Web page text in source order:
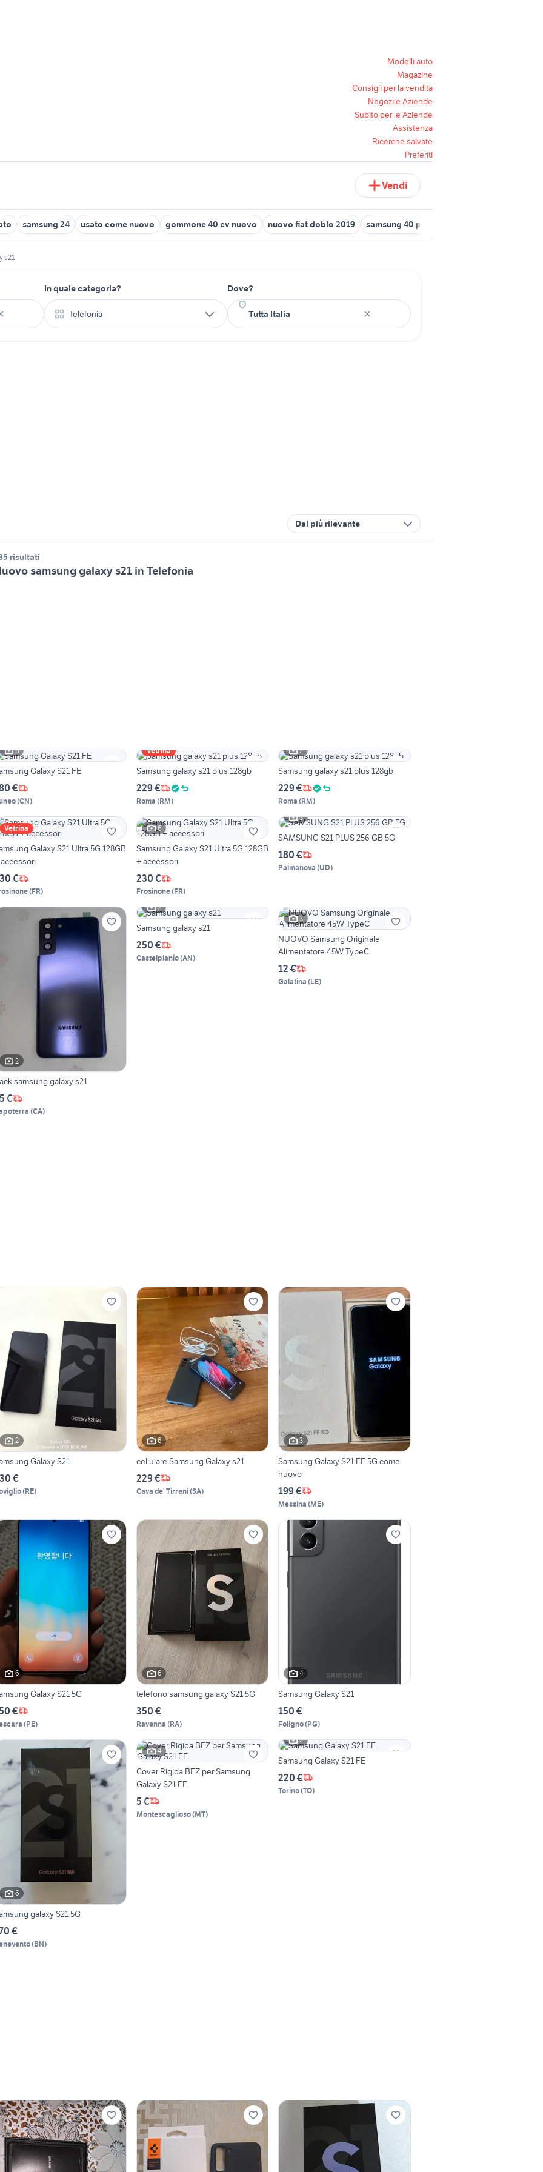
Modelli auto
Magazine
Consigli per la vendita
Negozi e Aziende
Subito per le Aziende
Assistenza
Ricerche salvate
Preferiti
Vendi
samsung 24 usato come nuovo gommone 40 cv nuovo nuovo fiat doblo 2019 samsung 40 pollici
s21
In quale categoria?
Telefonia
Dove?
Dal più rilevante
risultati
samsung galaxy s21 in Telefonia
6
Galaxy S21 FE
€
(CN)
Vetrina
Samsung galaxy s21 plus 128gb
229 €
Roma (RM)
2
Samsung galaxy s21 plus 128gb
229 €
Roma (RM)
Vetrina
Galaxy S21 Ultra 5G 128GB
€
(FR)
6
Samsung Galaxy S21 Ultra 5G 128GB
+ accessori
230 €
Frosinone(FR)
3
SAMSUNG S21 PLUS 256 GB 5G
180 €
Palmanova (UD)
2
samsung galaxy s21
€
(CA)
2
Samsung galaxy s21
250 €
Castelplanio(AN)
3
NUOVO Samsung Originale
Alimentatore 45W TypeC
12 €
Galatina (LE)
2
Galaxy S21
€
(RE)
6
cellulare Samsung Galaxy s21
229 €
Cava de' Tirreni(SA)
3
Samsung Galaxy S21 FE 5G come
nuovo
199 €
Messina (ME)
6
Galaxy S21 5G
€
(PE)
6
telefono samsung galaxy S21 5G
350 €
Ravenna (RA)
4
Samsung Galaxy S21
150 €
Foligno(PG)
6
galaxy S21 5G
€
(BN)
4
Cover Rigida BEZ per Samsung
Galaxy S21 FE
5 €
Montescaglioso(MT)
2
Samsung Galaxy S21 FE
220 €
Torino(TO)